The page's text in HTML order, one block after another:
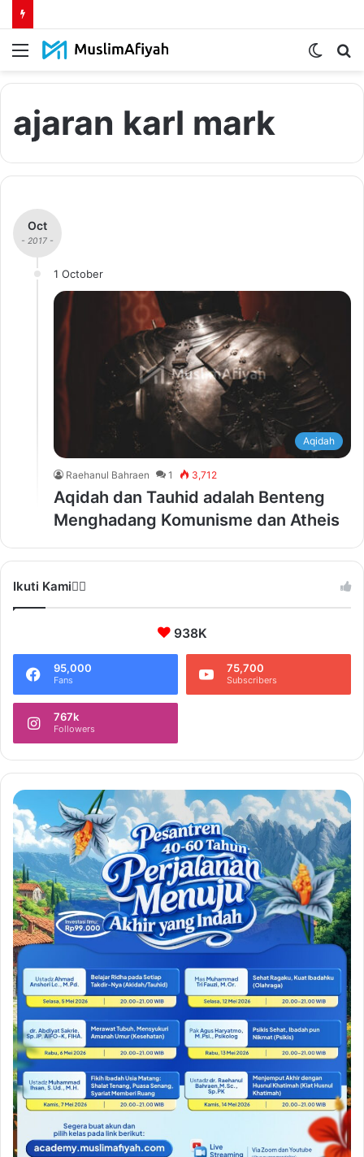
Menu
Switch
ajaran karl mark
Oct
- 2017 -
1 October
Aqidah
Raehanul Bahraen 1 3,712
Aqidah dan Tauhid adalah Benteng
Menghadang Komunisme dan Atheis
Ikuti Kami❤️‍🔥
938K
95,000
Fans
75,700
Subscribers
767k
Followers